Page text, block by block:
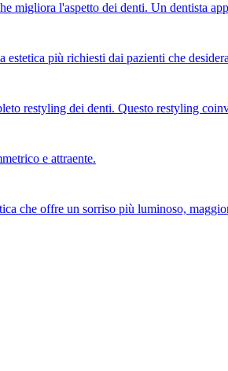
migliora l'aspetto dei denti. Un dentista
più richiesti dai pazienti che
restyling dei denti. Questo restyling
e attraente.
che offre un sorriso più luminoso,